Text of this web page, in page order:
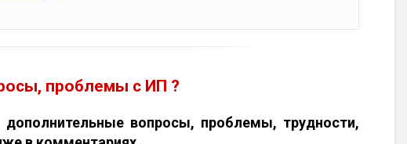
проблемы с ИП ?
вопросы, проблемы, трудности,